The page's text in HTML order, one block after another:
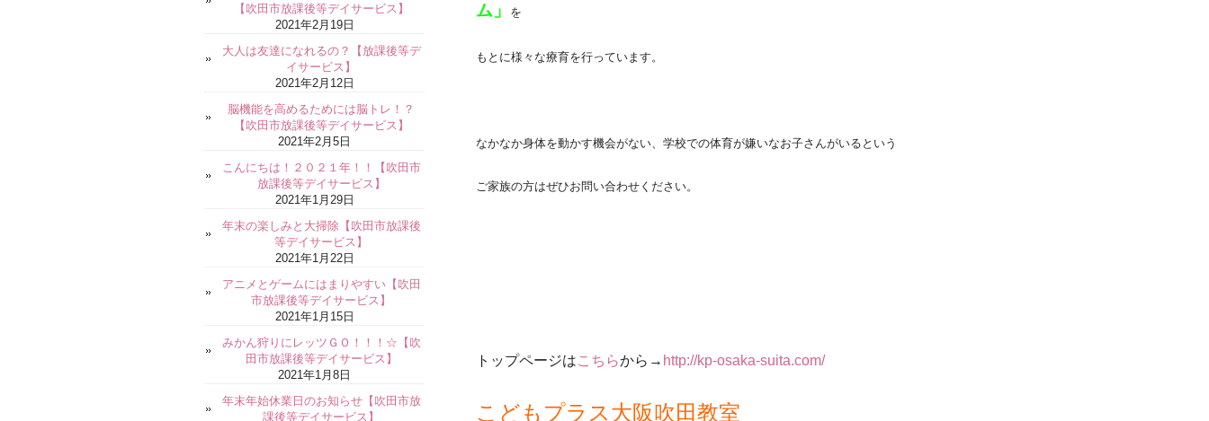
ム」
を
もとに様々な療育を行っています。
なかなか身体を動かす機会がない、学校での体育が嫌いなお子さんがいるという
ご家族の方はぜひお問い合わせください。
トップページはこちらから→ http://kp-osaka-suita.com/
こどもプラス大阪吹田教室
【吹田市放課後等デイサービス】
2021年2月19日
大人は友達になれるの？【放課後等デ
イサービス】
2021年2月12日
脳機能を高めるためには脳トレ！？
【吹田市放課後等デイサービス】
2021年2月5日
こんにちは！２０２１年！！【吹田市
放課後等デイサービス】
2021年1月29日
年末の楽しみと大掃除【吹田市放課後
等デイサービス】
2021年1月22日
アニメとゲームにはまりやすい【吹田
市放課後等デイサービス】
2021年1月15日
みかん狩りにレッツＧＯ！！！☆【吹
田市放課後等デイサービス】
2021年1月8日
年末年始休業日のお知らせ【吹田市放
課後等デイサービス】